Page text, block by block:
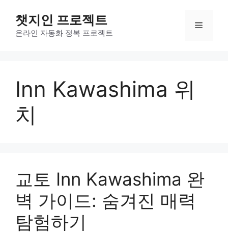
챗지인 프로젝트
온라인 자동화 정복 프로젝트
메
Inn Kawashima 위
치
교토 Inn Kawashima 완
벽 가이드: 숨겨진 매력
탐험하기